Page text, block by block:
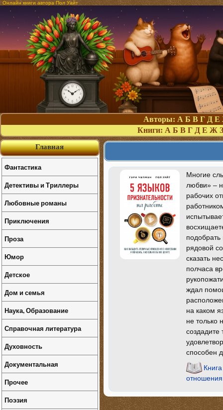
Онлайн книги автора Пол Уайт
Авторы: А Б В Г Д Е
Книги: А Б В Г Д Е Ж З
Многие
любви» –
рабочих
рядовой
сказать
полчаса
ждал
на каком
не только
создадите
способен
отношения
Главная
Фантастика
Детективы и Триллеры
Любовные романы
Приключения
Проза
Юмор
Детское
Дом и семья
Наука, Образование
Справочная литература
Духовность
Документальная
Прочее
Поэзия